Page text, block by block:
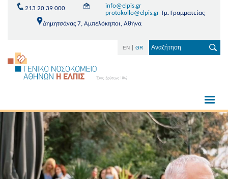
213 20 39 000
info@elpis.gr
protokollo@elpis.grΤμ. Γραμματείας
Δημητσάνας 7, Αμπελόκηποι, Αθήνα
EN GR